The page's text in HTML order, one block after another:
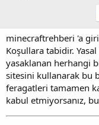
minecraftrehberi 'a
Koşullara tabidir.
yasaklanan herhangi
sitesini kullanarak bu
feragatleri tamamen
kabul etmiyorsanız,